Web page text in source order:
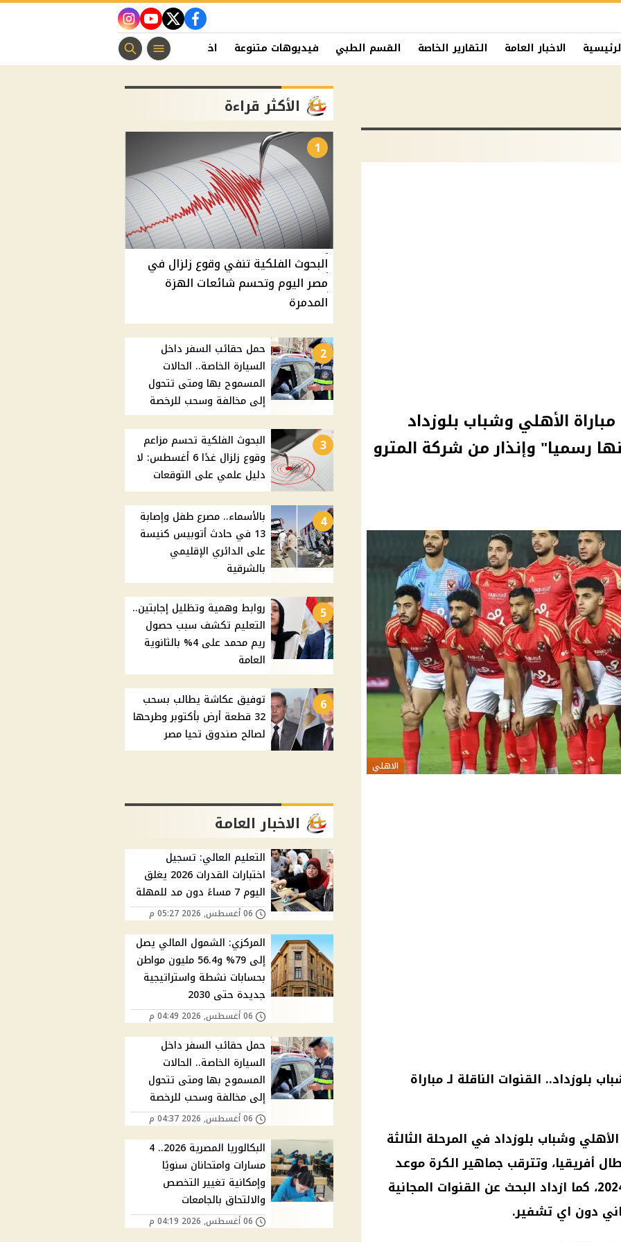
facebook
twitter
youtube
instagram
الاخبار العامة التقارير الخاصة القسم الطبي فيديوهات متنوعة اخبار الفن منوعات مسيحية
الأهلي وشباب بلوزداد
رسميا" وإنذار من شركة المترو
الاهلي
بلوزداد.. القنوات الناقلة لـمباراة
الأهلي وشباب بلوزداد في المرحلة الثالثة
أفريقيا، وتترقب جماهير الكرة موعد
، كما ازداد البحث عن القنوات المجانية
دون اي تشفير.
الأكثر قراءة
1
البحوث الفلكية تنفي وقوع زلزال في
مصر اليوم وتحسم شائعات الهزة
المدمرة
2
حمل حقائب السفر داخل
السيارة الخاصة.. الحالات
المسموح بها ومتى تتحول
إلى مخالفة وسحب للرخصة
3
البحوث الفلكية تحسم مزاعم
وقوع زلزال غدًا 6 أغسطس: لا
دليل علمي على التوقعات
4
بالأسماء.. مصرع طفل وإصابة
13 في حادث أتوبيس كنيسة
على الدائري الإقليمي
بالشرقية
5
روابط وهمية وتظليل إجابتين..
التعليم تكشف سبب حصول
ريم محمد على 4% بالثانوية
العامة
6
توفيق عكاشة يطالب بسحب
32 قطعة أرض بأكتوبر وطرحها
لصالح صندوق تحيا مصر
الاخبار العامة
التعليم العالي: تسجيل
اختبارات القدرات 2026 يغلق
اليوم 7 مساءً دون مد للمهلة
06 أغسطس, 2026 05:27 م
المركزي: الشمول المالي يصل
إلى 79% و56.4 مليون مواطن
بحسابات نشطة واستراتيجية
جديدة حتى 2030
06 أغسطس, 2026 04:49 م
حمل حقائب السفر داخل
السيارة الخاصة.. الحالات
المسموح بها ومتى تتحول
إلى مخالفة وسحب للرخصة
06 أغسطس, 2026 04:37 م
البكالوريا المصرية 2026.. 4
مسارات وامتحانان سنويًا
وإمكانية تغيير التخصص
والالتحاق بالجامعات
06 أغسطس, 2026 04:19 م